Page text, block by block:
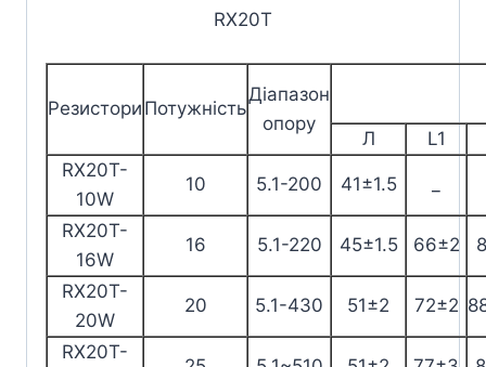
RX20T
Резистори Потужність
Діапазон
опору
Л
L1
RX20T-
10W
10 5.1-200 41±1.5
RX20T-
16W
16 5.1-220 45±1.5 66±2
RX20T-
20W
20 5.1-430 51±2 72±2
RX20T-